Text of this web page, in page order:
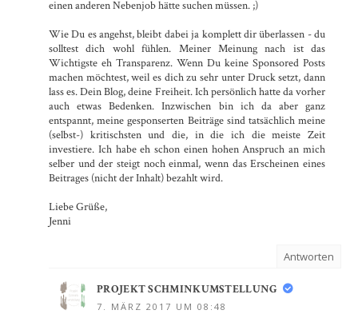
einen anderen Nebenjob hätte suchen müssen. ;)
Wie Du es angehst, bleibt dabei ja komplett dir überlassen - du
solltest dich wohl fühlen. Meiner Meinung nach ist das
Wichtigste eh Transparenz. Wenn Du keine Sponsored Posts
machen möchtest, weil es dich zu sehr unter Druck setzt, dann
lass es. Dein Blog, deine Freiheit. Ich persönlich hatte da vorher
auch etwas Bedenken. Inzwischen bin ich da aber ganz
entspannt, meine gesponserten Beiträge sind tatsächlich meine
(selbst-) kritischsten und die, in die ich die meiste Zeit
investiere. Ich habe eh schon einen hohen Anspruch an mich
selber und der steigt noch einmal, wenn das Erscheinen eines
Beitrages (nicht der Inhalt) bezahlt wird.
Liebe Grüße,
Jenni
Antworten
PROJEKT SCHMINKUMSTELLUNG
7. MÄRZ 2017 UM 08:48